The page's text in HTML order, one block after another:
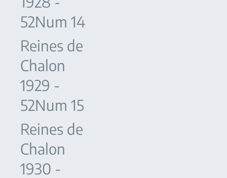
52Num 14
Reines de
Chalon
1929 -
52Num 15
Reines de
Chalon
1930 -